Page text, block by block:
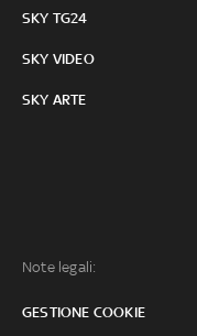
SKY TG24
SKY VIDEO
SKY ARTE
Note legali:
GESTIONE COOKIE